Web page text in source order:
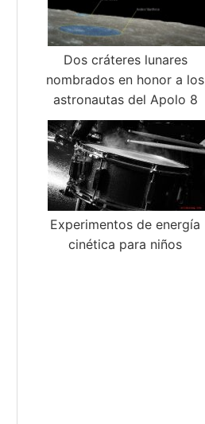
Dos cráteres lunares
nombrados en honor a los
astronautas del Apolo 8
Experimentos de energía
cinética para niños